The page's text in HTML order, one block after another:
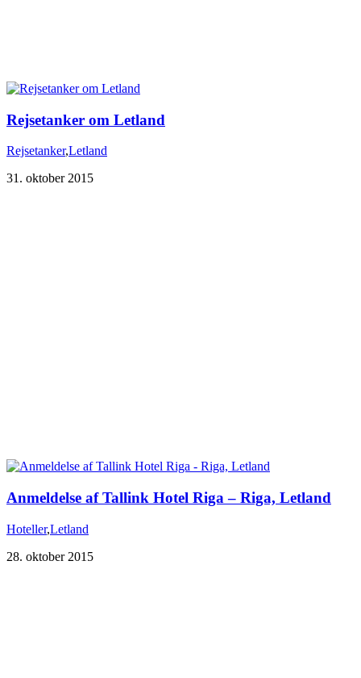
Rejsetanker om Letland
Rejsetanker,Letland
31. oktober 2015
Anmeldelse af Tallink Hotel Riga – Riga, Letland
Hoteller,Letland
28. oktober 2015